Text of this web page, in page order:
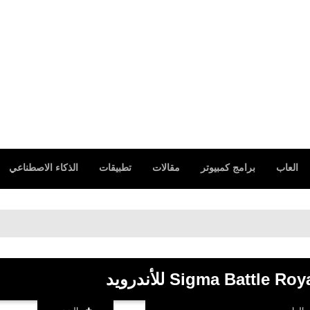
العاب برامج كمبيوتر مقالات تطبيقات الذكاء الاصطناعي